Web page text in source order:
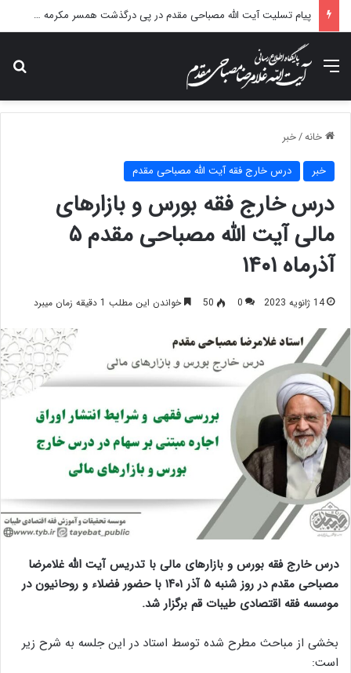
پیام تسلیت آیت الله مصباحی مقدم در پی درگذشت همسر مکرمه حضرت آیت‌الله العظمی سیستانی.
منو
خانه/خبر
خبر درس خارج فقه آیت الله مصباحی مقدم
درس خارج فقه بورس و بازارهای
مالی آیت الله مصباحی مقدم ۵
آذرماه ۱۴۰۱
14 ژانویه 2023 0
50 خواندن این مطلب 1 دقیقه زمان میبرد
درس خارج فقه بورس و بازارهای مالی با تدریس آیت الله غلامرضا
مصباحی مقدم در روز شنبه ۵ آذر ۱۴۰۱ با حضور فضلاء و روحانیون در
موسسه فقه اقتصادی طیبات قم برگزار شد.
بخشی از مباحث مطرح شده توسط استاد در این جلسه به شرح زیر
است: